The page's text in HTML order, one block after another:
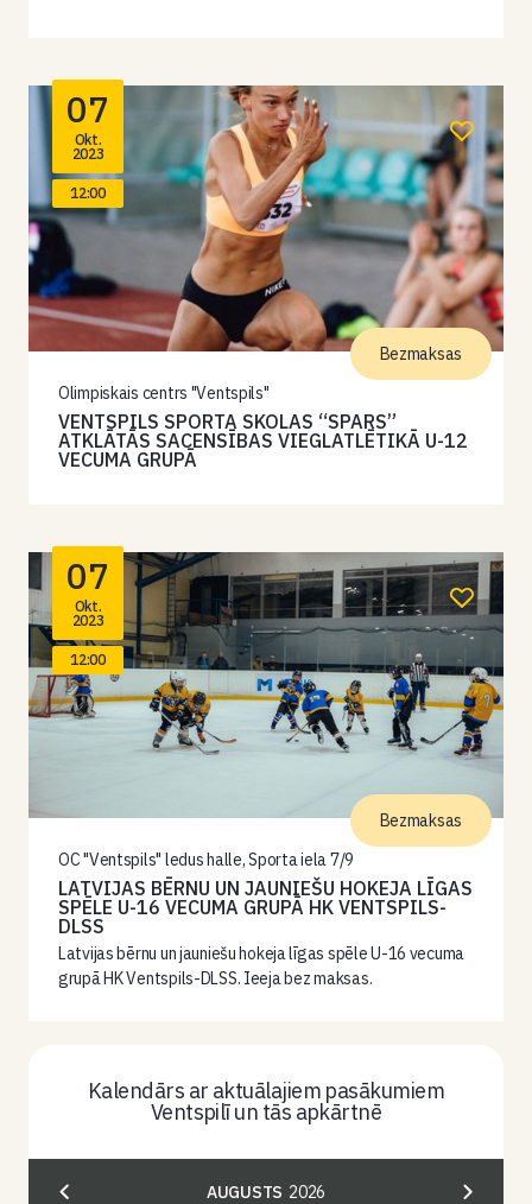
07
Okt.
2023
12:00
Olimpiskais centrs "Ventspils"
VENTSPILS SPORTA SKOLAS “SPARS”
ATKLĀTĀS SACENSĪBAS VIEGLATLĒTIKĀ U-12
VECUMA GRUPĀ
Bezmaksas
07
Okt.
2023
12:00
OC "Ventspils" ledus halle, Sporta iela 7/9
LATVIJAS BĒRNU UN JAUNIEŠU HOKEJA LĪGAS
SPĒLE U-16 VECUMA GRUPĀ HK VENTSPILS-
DLSS
Latvijas bērnu un jauniešu hokeja līgas spēle U-16 vecuma
grupā HK Ventspils-DLSS. Ieeja bez maksas.
Bezmaksas
Kalendārs ar aktuālajiem pasākumiem
Ventspilī un tās apkārtnē
AUGUSTS 2026